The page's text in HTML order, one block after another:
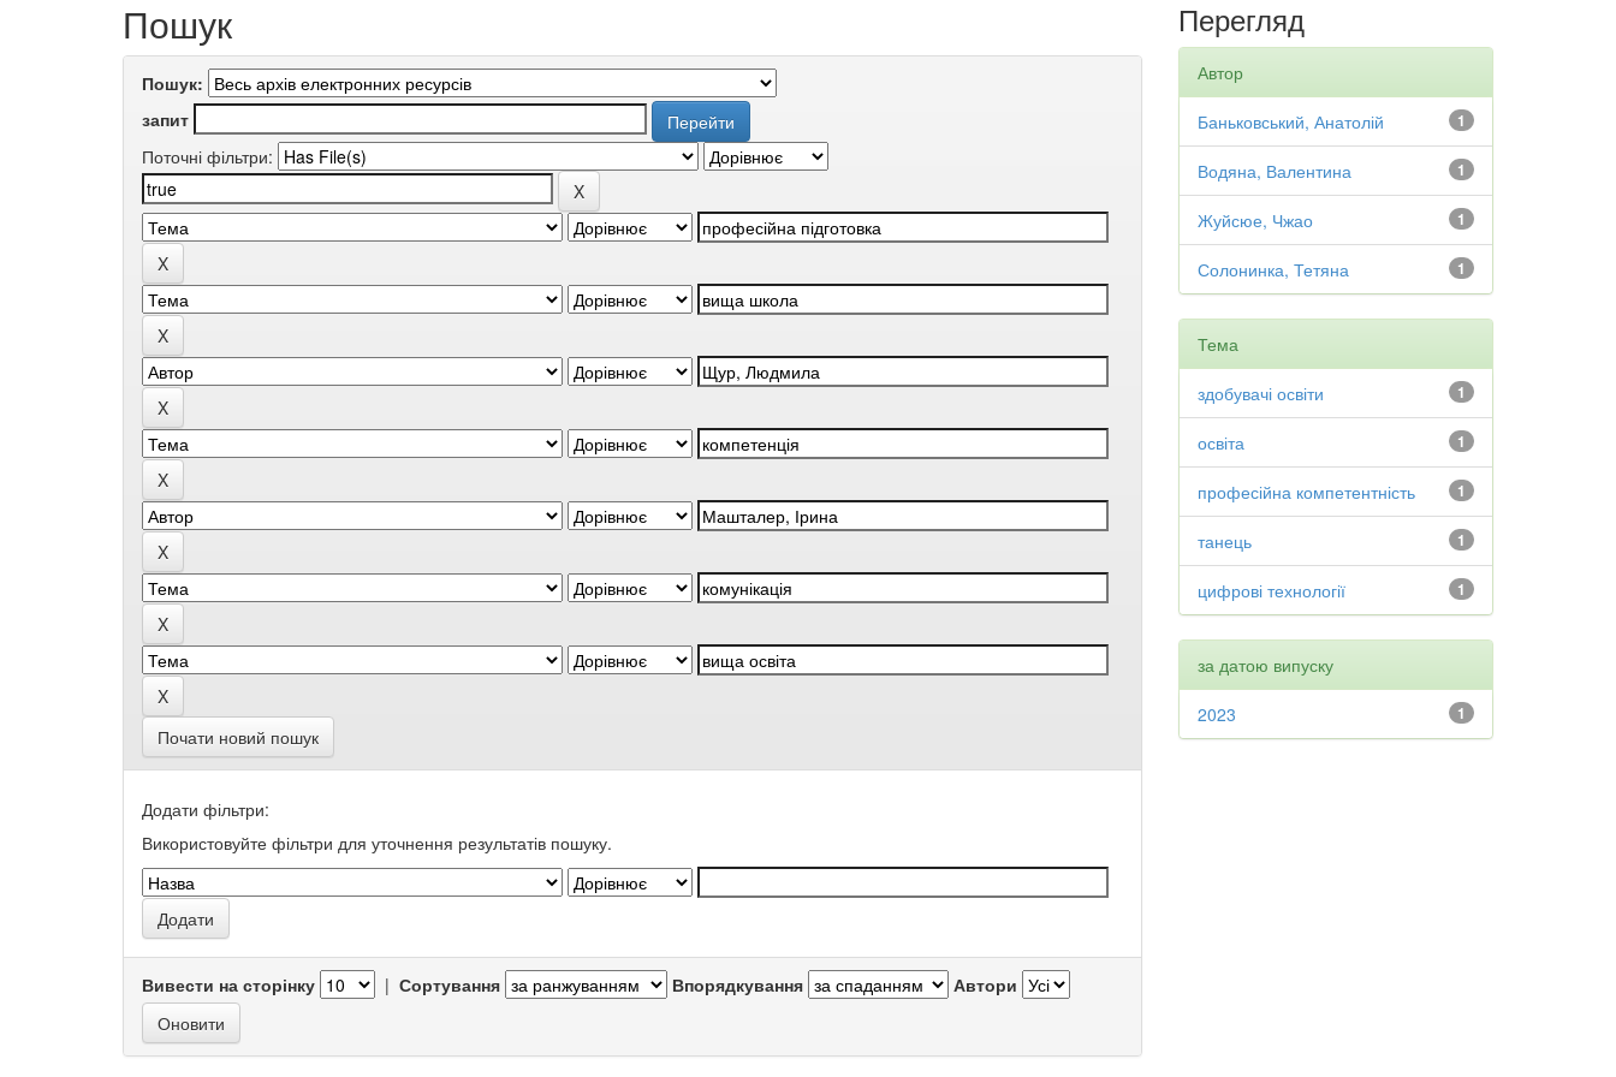
Пошук
Пошук:
запит
Поточні фільтри:
Почати новий пошук
Додати фільтри:
Використовуйте фільтри для уточнення результатів пошуку.
Вивести на сторінку | Сортування Впорядкування Автори
Перегляд
Автор
1
Баньковський, Анатолій
1
Водяна, Валентина
1
Жуйсюе, Чжао
1
Солонинка, Тетяна
Тема
1
здобувачі освіти
1
освіта
1
професійна компетентність
1
танець
1
цифрові технології
за датою випуску
1
2023